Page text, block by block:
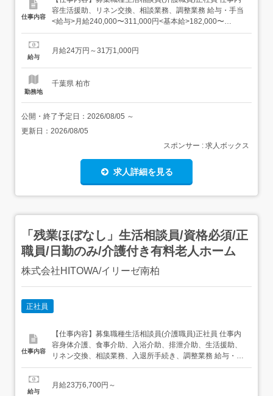
仕事内容
容生活援助、リネン交換、相談業務、調整業務 給与・手当
<給与>月給240,000〜311,000円<基本給>182,000〜
248,000円<手当>交通費支給:実費(上限あり)特定処遇改善
円<賞与>賞与あり年2回 資...
給与
月給24万円～31万1,000円
勤務地
千葉県 柏市
公開・終了予定日： 2026/08/05 ～
更新日： 2026/08/05
スポンサー : 求人ボックス
求人詳細を見る
「残業ほぼなし」生活相談員/資格必須/正
職員/日勤のみ/介護付き有料老人ホーム
株式会社HITOWA/イリーゼ南柏
正社員
仕事内容
【仕事内容】募集職種生活相談員(介護職員)正社員 仕事内
容身体介護、食事介助、入浴介助、排泄介助、生活援助、
リネン交換、相談業務、入退所手続き、調整業務 給与・手
当<給与>月給236,700円〜<手当>住宅手当:15,000円交通費
合計2.8ヶ月分 勤務時間日勤専従1日勤:9:00～18:0...
給与
月給23万6,700円～